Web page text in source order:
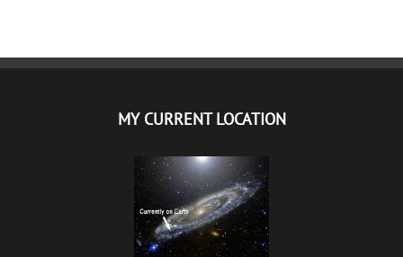
MY CURRENT LOCATION